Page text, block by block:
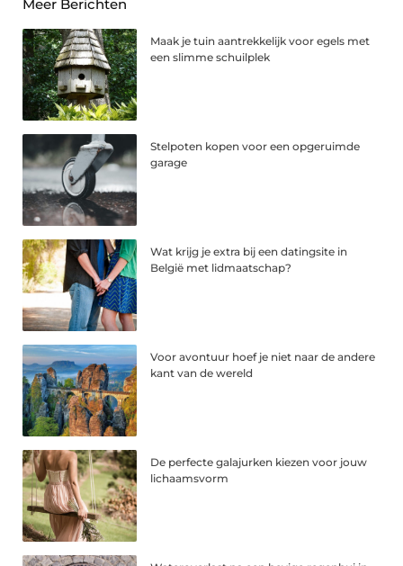
Meer Berichten
Maak je tuin aantrekkelijk voor egels met
een slimme schuilplek
Stelpoten kopen voor een opgeruimde
garage
Wat krijg je extra bij een datingsite in
België met lidmaatschap?
Voor avontuur hoef je niet naar de andere
kant van de wereld
De perfecte galajurken kiezen voor jouw
lichaamsvorm